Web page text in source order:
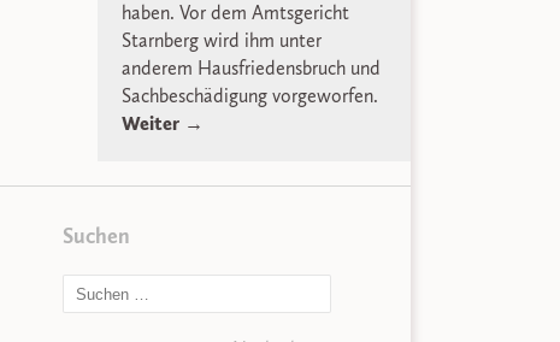
haben. Vor dem Amtsgericht
Starnberg wird ihm unter
anderem Hausfriedensbruch und
Sachbeschädigung vorgeworfen.
Weiter →
Suchen